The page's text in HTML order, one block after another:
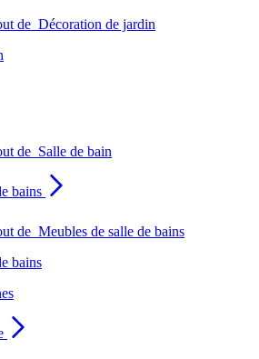
de Décoration de jardin
de Salle de bain
bains
de Meubles de salle de bains
bains